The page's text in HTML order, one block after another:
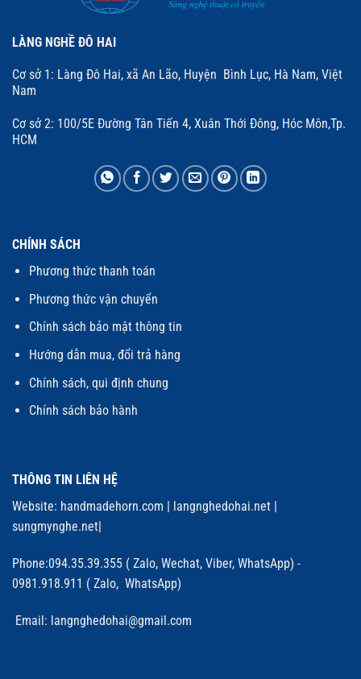
LÀNG NGHỀ ĐÔ HAI
Cơ sở 1: Làng Đô Hai, xã An Lão, Huyện Bình Lục, Hà Nam, Việt
Nam
Cơ sở 2: 100/5E Đường Tân Tiến 4, Xuân Thới Đông, Hóc Môn,Tp.
HCM
CHÍNH SÁCH
Phương thức thanh toán
Phương thức vận chuyển
Chính sách bảo mật thông tin
Hướng dẫn mua, đổi trả hàng
Chính sách, qui định chung
Chính sách bảo hành
THÔNG TIN LIÊN HỆ
Website: handmadehorn.com | langnghedohai.net |
sungmynghe.net|
Phone:094.35.39.355 ( Zalo, Wechat, Viber, WhatsApp) -
0981.918.911 ( Zalo, WhatsApp)
Email: langnghedohai@gmail.com